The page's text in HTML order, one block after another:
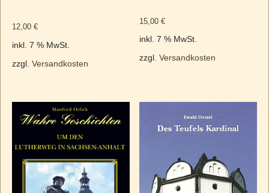
12,00 €
inkl. 7 % MwSt.
zzgl. Versandkosten
15,00€
inkl. 7 % MwSt.
zzgl.Versandkosten